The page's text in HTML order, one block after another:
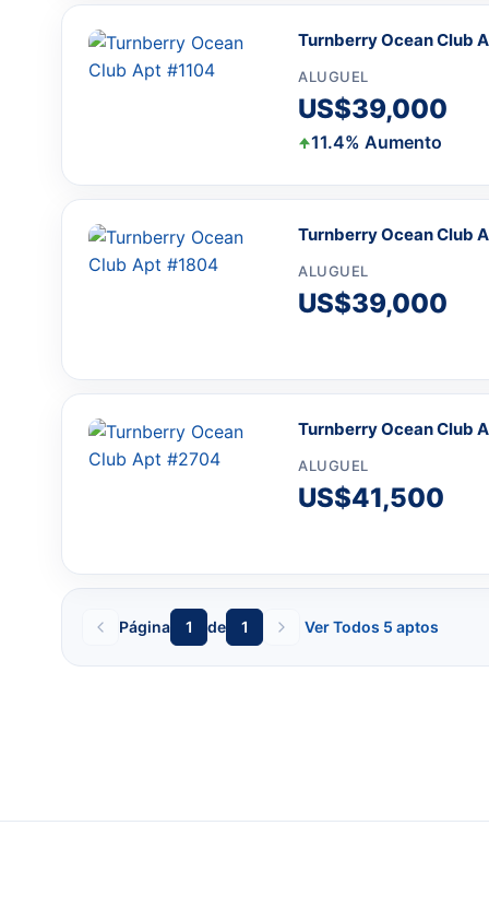
Turnberry Ocean Club
ALUGUEL
US$39,000
11.4% Aumento
Turnberry Ocean Club
ALUGUEL
US$39,000
Turnberry Ocean Club
ALUGUEL
US$41,500
Página 1 de 1 Ver Todos 5 aptos